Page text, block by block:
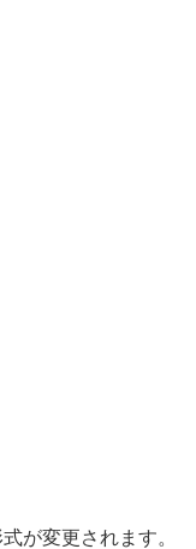
が変更されます。